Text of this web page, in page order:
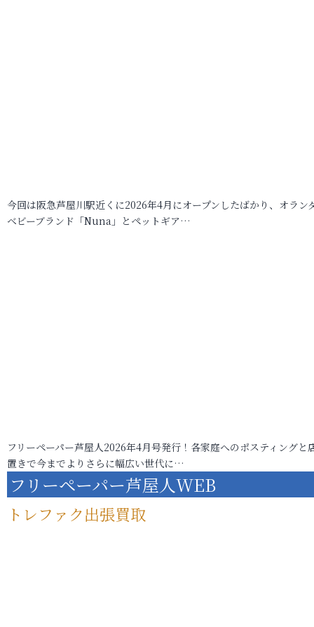
今回は阪急芦屋川駅近くに2026年4月にオープンしたばかり、オラン
ベビーブランド「Nuna」とペットギア…
フリーペーパー芦屋人2026年4月号発行！各家庭へのポスティングと
置きで今までよりさらに幅広い世代に…
フリーペーパー芦屋人WEB
トレファク出張買取